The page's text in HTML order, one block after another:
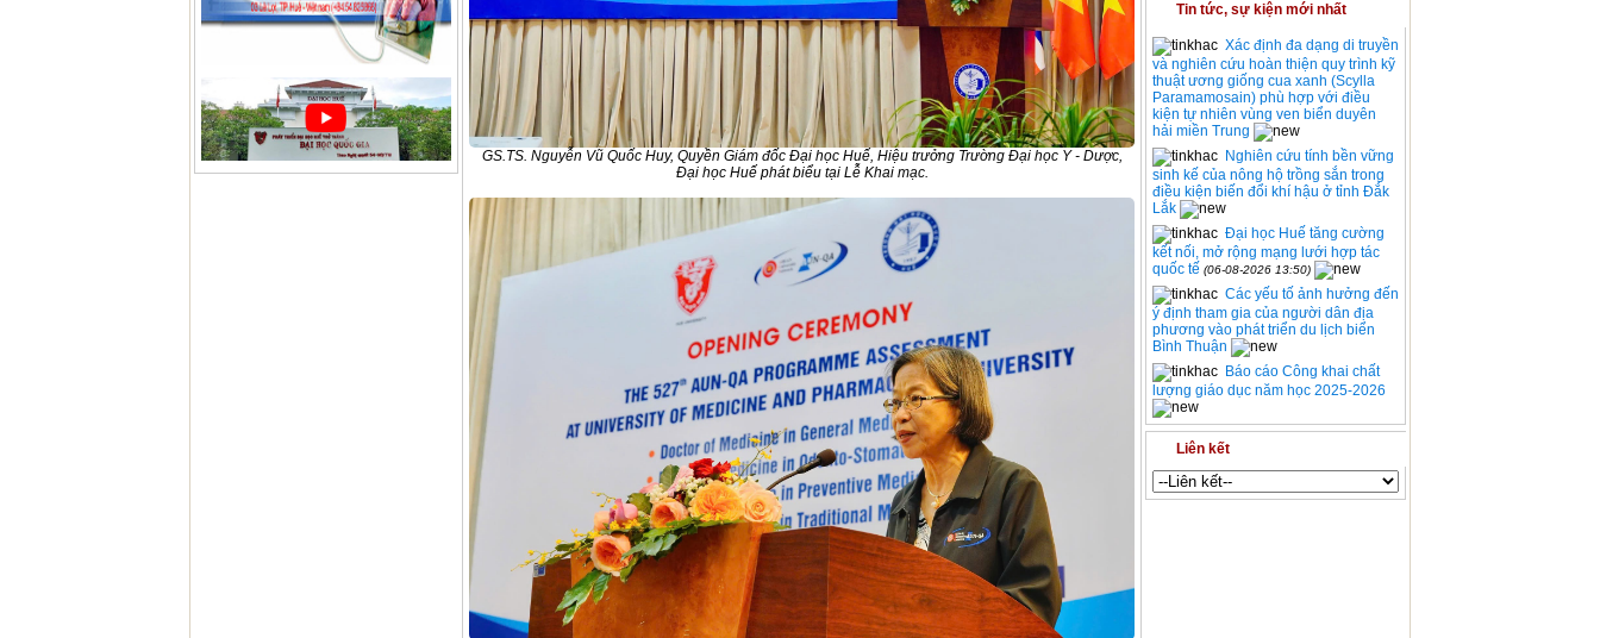
GS.TS. Nguyễn Vũ Quốc Huy, Quyền Giám đốc Đại học Huế, Hiệu trưởng Trường Đại học Y - Dược,
Đại học Huế phát biểu tại Lễ Khai mạc.
Tin tức, sự kiện mới nhất
Xác định đa dạng di truyền
và nghiên cứu hoàn thiện quy trình kỹ
thuật ương giống cua xanh (Scylla
Paramamosain) phù hợp với điều
kiện tự nhiên vùng ven biển duyên
hải miền Trung
Nghiên cứu tính bền vững
sinh kế của nông hộ trồng sắn trong
điều kiện biến đổi khí hậu ở tỉnh Đắk
Lắk
Đại học Huế tăng cường
kết nối, mở rộng mạng lưới hợp tác
quốc tế (06-08-2026 13:50)
Các yếu tố ảnh hưởng đến
ý định tham gia của người dân địa
phương vào phát triển du lịch biển
Bình Thuận
Báo cáo Công khai chất
lượng giáo dục năm học 2025-2026
Liên kết